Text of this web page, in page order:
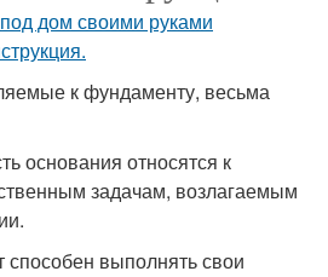
к фундаменту, весьма
основания относятся к
задачам, возлагаемым
выполнять свои